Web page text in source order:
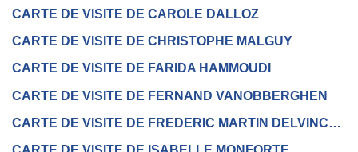
CARTE DE VISITE DE CAROLE DALLOZ
CARTE DE VISITE DE CHRISTOPHE MALGUY
CARTE DE VISITE DE FARIDA HAMMOUDI
CARTE DE VISITE DE FERNAND VANOBBERGHEN
CARTE DE VISITE DE FREDERIC MARTIN DELVINCOURT